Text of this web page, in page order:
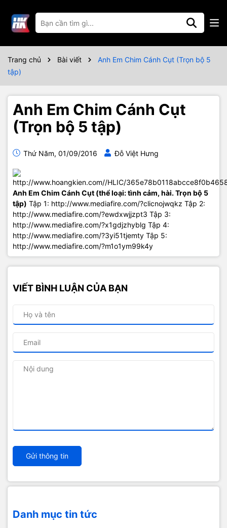
Trang chủ Bài viết
Anh Em Chim Cánh Cụt (Trọn bộ 5
tập)
Anh Em Chim Cánh Cụt
(Trọn bộ 5 tập)
Thứ Năm, 01/09/2016 Đỗ Việt Hưng
Anh Em Chim Cánh Cụt (thể loại: tình cảm, hài. Trọn bộ 5
tập) Tập 1: http://www.mediafire.com/?clicnojwqkz Tập 2:
http://www.mediafire.com/?ewdxwjjzpt3 Tập 3:
http://www.mediafire.com/?x1gdjzhyblg Tập 4:
http://www.mediafire.com/?3yi51tjemty Tập 5:
http://www.mediafire.com/?m1o1ym99k4y
VIẾT BÌNH LUẬN CỦA BẠN
Gửi thông tin
Danh mục tin tức